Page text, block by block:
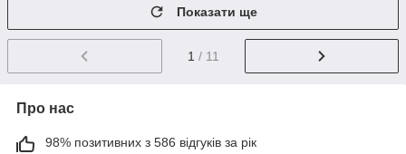
Показати ще
1 / 11
Про нас
98% позитивних з 586 відгуків за рік